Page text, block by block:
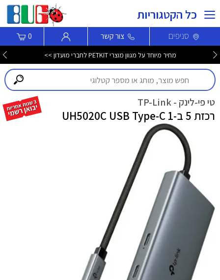
כל הקטגוריות
סניפים צור קשר 0
מחיר מיוחד על מגוון מוצרי PETKIT לחברי מועדון >>
טי פי-לינק - TP-Link
רכזת 5 ב-1 UH5020C USB Type-C